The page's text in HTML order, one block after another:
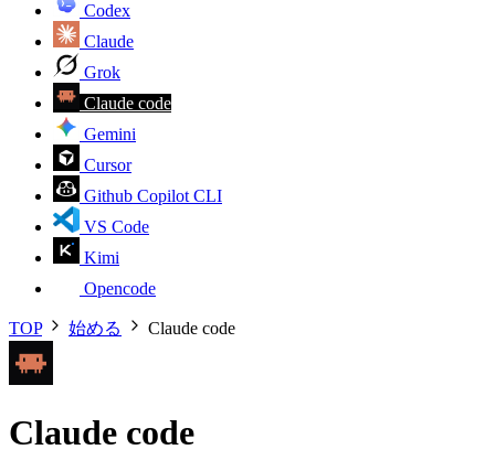
Codex
Claude
Grok
Claude code
Gemini
Cursor
Github Copilot CLI
VS Code
Kimi
Opencode
TOP 始める Claude code
Claude code